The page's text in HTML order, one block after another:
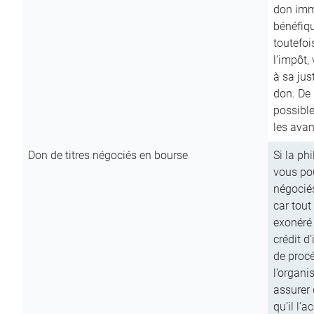
don
à sa
don.
les
Don de titres négociés en bourse
Si la
vous
car tout
crédit
de
assurer
qu’il